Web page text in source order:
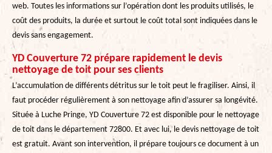
web. Toutes les informations sur l’opération dont les produits utilisés, le
coût des produits, la durée et surtout le coût total sont indiquées dans le
devis sans engagement.
YD Couverture 72 prépare rapidement le devis
nettoyage de toit pour ses clients
L’accumulation de différents détritus sur le toit peut le fragiliser. Ainsi, il
faut procéder régulièrement à son nettoyage afin d’assurer sa longévité.
Située à Luche Pringe, YD Couverture 72 est disponible pour le nettoyage
de toit dans le département 72800. Et avec lui, le devis nettoyage de toit
est gratuit. Avant son intervention, il prépare toujours ce document à un